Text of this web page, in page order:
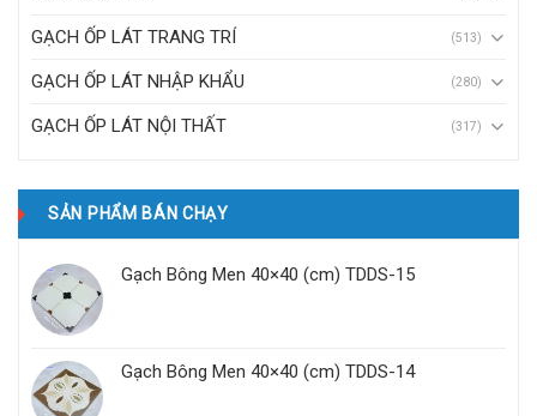
GẠCH ỐP LÁT TRANG TRÍ (513)
GẠCH ỐP LÁT NHẬP KHẨU (280)
GẠCH ỐP LÁT NỘI THẤT (317)
SẢN PHẨM BÁN CHẠY
Gạch Bông Men 40×40 (cm) TDDS-15
Gạch Bông Men 40×40 (cm) TDDS-14